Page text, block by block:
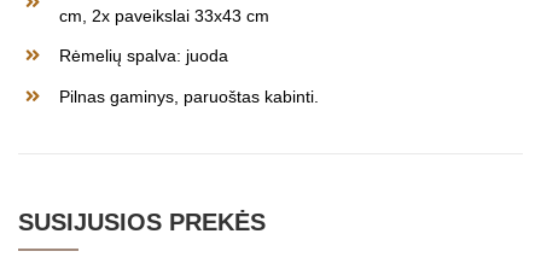
cm, 2x paveikslai 33x43 cm
Rėmelių spalva: juoda
Pilnas gaminys, paruoštas kabinti.
SUSIJUSIOS PREKĖS